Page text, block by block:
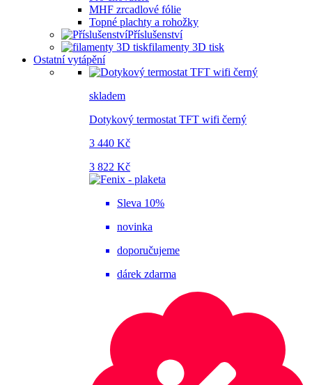
MHF zrcadlové fólie
Topné plachty a rohožky
Příslušenství
filamenty 3D tisk
Ostatní vytápění
skladem
Dotykový termostat TFT wifi černý
3 440 Kč
3 822 Kč
Sleva 10%
novinka
doporučujeme
dárek zdarma